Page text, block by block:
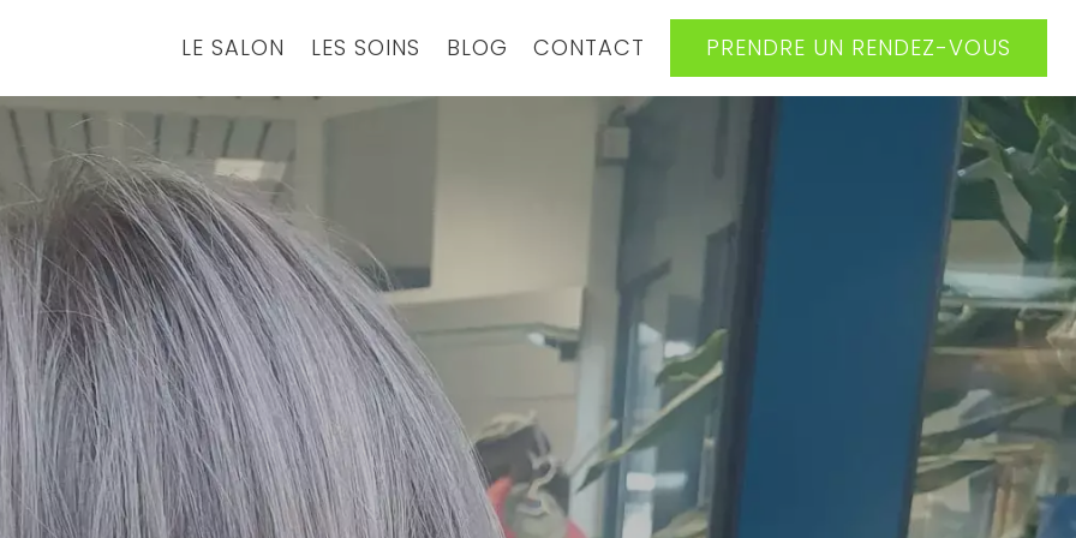
LE SALON LES SOINS BLOG CONTACT PRENDRE UN RENDEZ-VOUS